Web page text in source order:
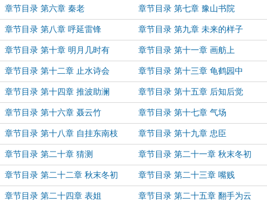
章节目录 第六章 秦老 章节目录 第七章 豫山书院
章节目录 第八章 呼延雷锋 章节目录 第九章 未来的样子
章节目录 第十章 明月几时有 章节目录 第十一章 画舫上
章节目录 第十二章 止水诗会 章节目录 第十三章 龟鹤园中
章节目录 第十四章 推波助澜 章节目录 第十五章 后知后觉
章节目录 第十六章 聂云竹 章节目录 第十七章 气场
章节目录 第十八章 自挂东南枝 章节目录 第十九章 忠臣
章节目录 第二十章 猜测 章节目录 第二十一章 秋末冬初
（上）
章节目录 第二十二章 秋末冬初
（下）
章节目录 第二十三章 嘴贱
章节目录 第二十四章 表姐 章节目录 第二十五章 翻手为云